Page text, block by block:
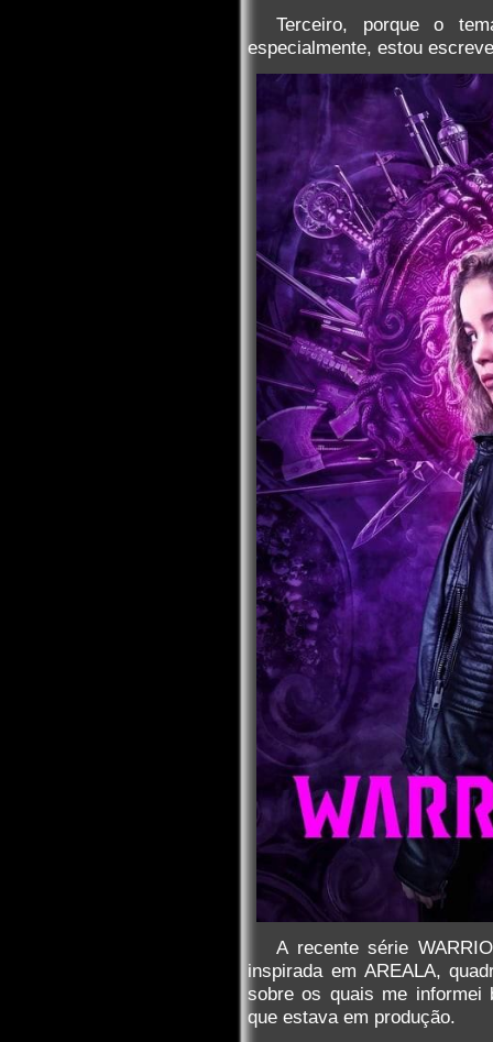
Terceiro, porque o
especialmente, estou
A recente série
inspirada em AREALA,
sobre os quais me informei
que estava em produção.